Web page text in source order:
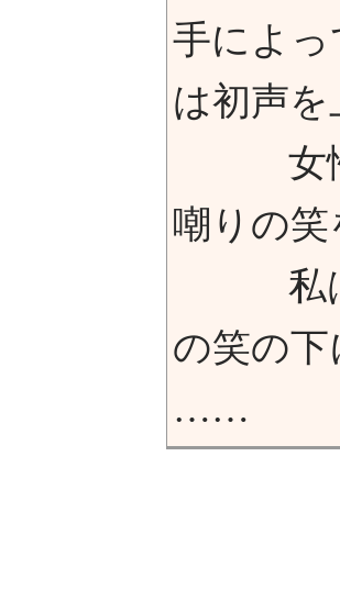
手によ
は初声
女性
嘲りの
私は
の笑の
……